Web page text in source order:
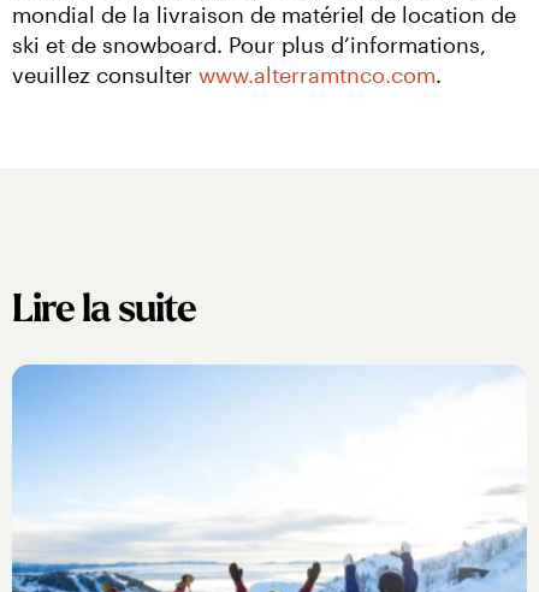
mondial de la livraison de matériel de location de
ski et de snowboard. Pour plus d’informations,
veuillez consulter www.alterramtnco.com.
Lire la suite